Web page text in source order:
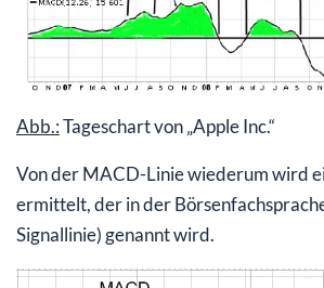
Abb.:Tageschart von „Apple Inc.“
Von der MACD-Linie wiederum wird
ermittelt, der in der
Signallinie) genannt wird.